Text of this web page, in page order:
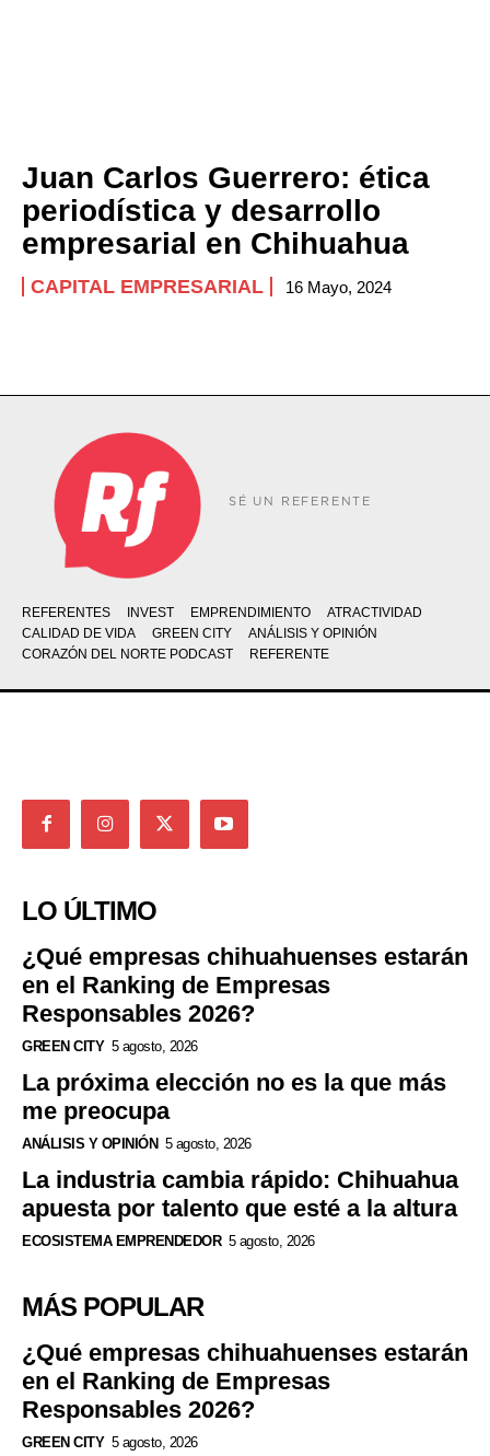
Juan Carlos Guerrero: ética
periodística y desarrollo
empresarial en Chihuahua
CAPITAL EMPRESARIAL 16 Mayo, 2024
SÉ UN REFERENTE
REFERENTES INVEST EMPRENDIMIENTO
ATRACTIVIDAD
CALIDAD DE VIDA
GREEN CITY
ANÁLISIS Y OPINIÓN
CORAZÓN DEL NORTE PODCAST
REFERENTE
LO ÚLTIMO
¿Qué empresas chihuahuenses estarán
en el Ranking de Empresas
Responsables 2026?
GREEN CITY 5 agosto, 2026
La próxima elección no es la que más
me preocupa
ANÁLISIS Y OPINIÓN 5 agosto, 2026
La industria cambia rápido: Chihuahua
apuesta por talento que esté a la altura
ECOSISTEMA EMPRENDEDOR 5 agosto, 2026
MÁS POPULAR
¿Qué empresas chihuahuenses estarán
en el Ranking de Empresas
Responsables 2026?
GREEN CITY 5 agosto, 2026